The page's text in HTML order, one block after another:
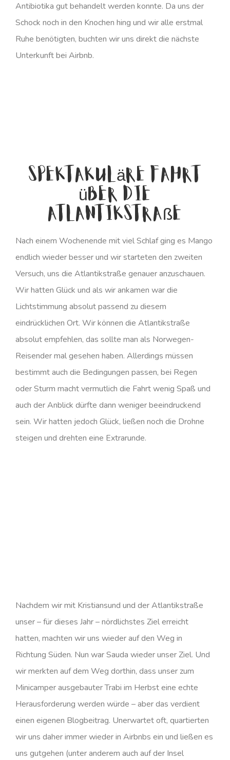
Antibiotika gut behandelt werden konnte. Da uns der
Schock noch in den Knochen hing und wir alle erstmal
Ruhe benötigten, buchten wir uns direkt die nächste
Unterkunft bei Airbnb.
Spektakuläre Fahrt
über die
Atlantikstraße
Nach einem Wochenende mit viel Schlaf ging es Mango
endlich wieder besser und wir starteten den zweiten
Versuch, uns die Atlantikstraße genauer anzuschauen.
Wir hatten Glück und als wir ankamen war die
Lichtstimmung absolut passend zu diesem
eindrücklichen Ort. Wir können die Atlantikstraße
absolut empfehlen, das sollte man als Norwegen-
Reisender mal gesehen haben. Allerdings müssen
bestimmt auch die Bedingungen passen, bei Regen
oder Sturm macht vermutlich die Fahrt wenig Spaß und
auch der Anblick dürfte dann weniger beeindruckend
sein. Wir hatten jedoch Glück, ließen noch die Drohne
steigen und drehten eine Extrarunde.
Nachdem wir mit Kristiansund und der Atlantikstraße
unser – für dieses Jahr – nördlichstes Ziel erreicht
hatten, machten wir uns wieder auf den Weg in
Richtung Süden. Nun war Sauda wieder unser Ziel. Und
wir merkten auf dem Weg dorthin, dass unser zum
Minicamper ausgebauter Trabi im Herbst eine echte
Herausforderung werden würde – aber das verdient
einen eigenen Blogbeitrag. Unerwartet oft, quartierten
wir uns daher immer wieder in Airbnbs ein und ließen es
uns gutgehen (unter anderem auch auf der Insel